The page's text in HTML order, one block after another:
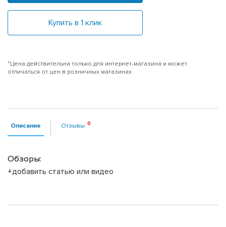
Купить в 1 клик
*Цена действительна только для интернет-магазина и может
отличаться от цен в розничных магазинах
Описание Отзывы
Обзоры:
+добавить статью или видео